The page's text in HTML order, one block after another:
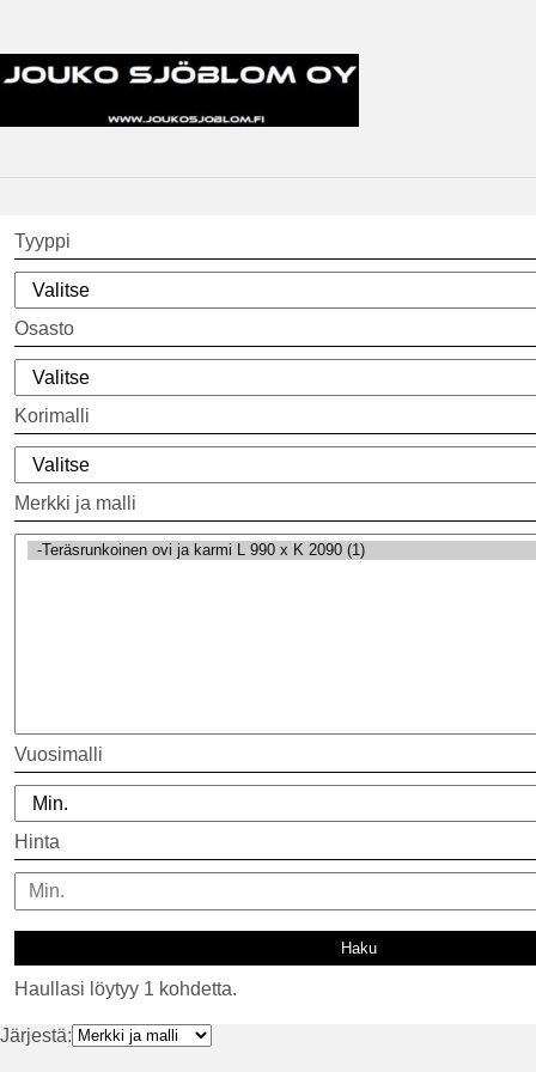
Tyyppi
Osasto
Korimalli
Merkki ja malli
Vuosimalli
Hinta
Haullasi löytyy 1 kohdetta.
Järjestä: